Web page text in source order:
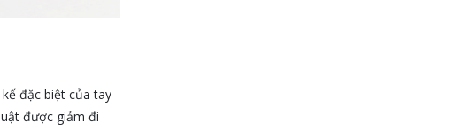
đặc biệt của tay
được giảm đi